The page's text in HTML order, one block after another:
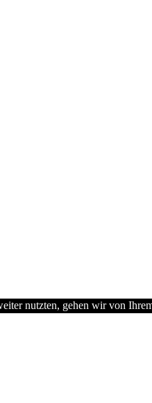
nutzten, gehen wir von